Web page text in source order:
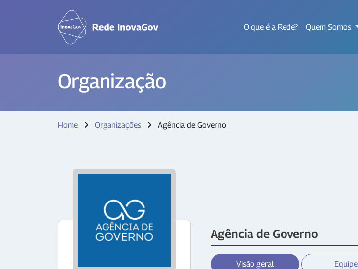
O que é a Rede? Quem Somos
Organização
Home Organizações Agência de Governo
Agência de Governo
Visão geral Equipe